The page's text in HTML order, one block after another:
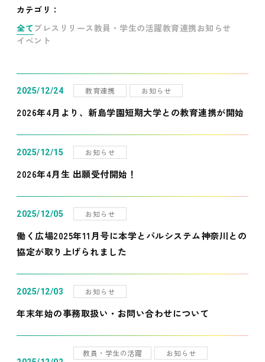
カテゴリ：
全て プレスリリース教員・学生の活躍教育連携お知らせ
イベント
2025/12/24 教育連携 お知らせ
2026年4月より、新島学園短期大学との教育連携が開始
2025/12/15 お知らせ
2026年4月生 出願受付開始！
2025/12/05 お知らせ
働く広場2025年11月号に本学とパルシステム神奈川との
協定が取り上げられました
2025/12/03 お知らせ
年末年始の事務取扱い・お問い合わせについて
教員・学生の活躍
お知らせ